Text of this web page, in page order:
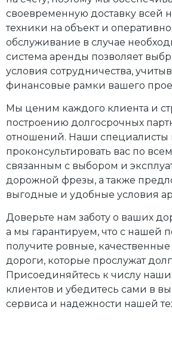
своевременную доставку всей
техники на объект и
обслуживание в случае
система аренды позволяет
условия сотрудничества,
финансовые рамки вашего
Мы ценим каждого клиента и
построению долгосрочных
отношений. Наши специалисты
проконсультировать вас по
связанным с выбором и
дорожной фрезы, а также
выгодные и удобные условия
Доверьте нам заботу о ваших
а мы гарантируем, что с нашей
получите ровные,
дороги, которые прослужат
Присоединяйтесь к числу
клиентов и убедитесь сами в
сервиса и надежности нашей